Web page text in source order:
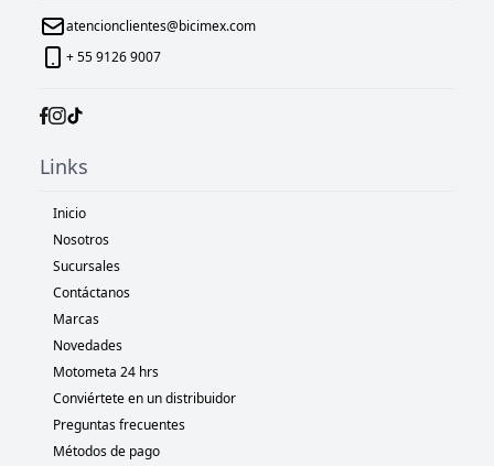
atencionclientes@bicimex.com
+ 55 9126 9007
Links
Inicio
Nosotros
Sucursales
Contáctanos
Marcas
Novedades
Motometa 24 hrs
Conviértete en un distribuidor
Preguntas frecuentes
Métodos de pago